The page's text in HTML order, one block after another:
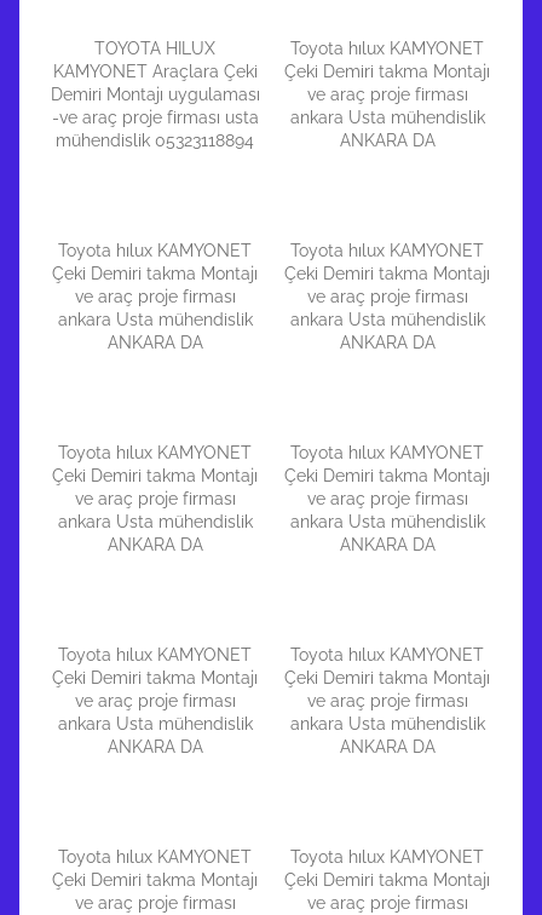
TOYOTA HILUX
KAMYONET Araçlara Çeki
Demiri Montajı uygulaması
-ve araç proje firması usta
mühendislik 05323118894
Toyota hılux KAMYONET
Çeki Demiri takma Montajı
ve araç proje firması
ankara Usta mühendislik
ANKARA DA
Toyota hılux KAMYONET
Çeki Demiri takma Montajı
ve araç proje firması
ankara Usta mühendislik
ANKARA DA
Toyota hılux KAMYONET
Çeki Demiri takma Montajı
ve araç proje firması
ankara Usta mühendislik
ANKARA DA
Toyota hılux KAMYONET
Çeki Demiri takma Montajı
ve araç proje firması
ankara Usta mühendislik
ANKARA DA
Toyota hılux KAMYONET
Çeki Demiri takma Montajı
ve araç proje firması
ankara Usta mühendislik
ANKARA DA
Toyota hılux KAMYONET
Çeki Demiri takma Montajı
ve araç proje firması
ankara Usta mühendislik
ANKARA DA
Toyota hılux KAMYONET
Çeki Demiri takma Montajı
ve araç proje firması
ankara Usta mühendislik
ANKARA DA
Toyota hılux KAMYONET
Çeki Demiri takma Montajı
ve araç proje firması
Toyota hılux KAMYONET
Çeki Demiri takma Montajı
ve araç proje firması